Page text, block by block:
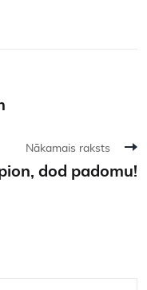
Nākamais raksts
dod padomu!